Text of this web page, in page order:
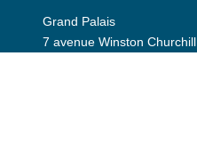
Grand Palais
7 avenue Winston Churchill